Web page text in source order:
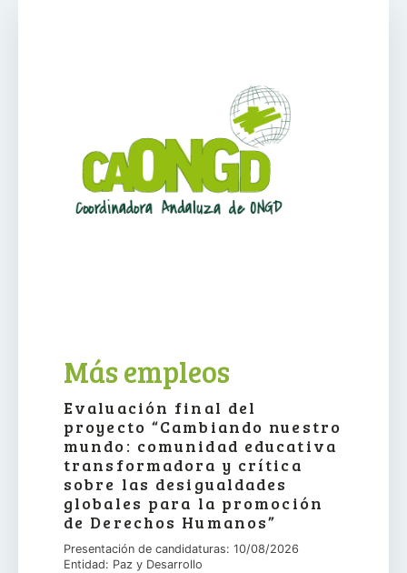
Más empleos
Evaluación final del
proyecto “Cambiando nuestro
mundo: comunidad educativa
transformadora y crítica
sobre las desigualdades
globales para la promoción
de Derechos Humanos”
Presentación de candidaturas: 10/08/2026
Entidad: Paz y Desarrollo